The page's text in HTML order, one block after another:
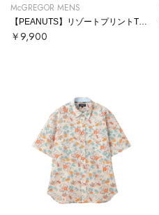
McGREGOR MENS
￥9,900